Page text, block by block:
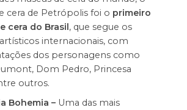
cera de Petrópolis foi o primeiro
cera do Brasil, que segue os
internacionais, com
dos personagens como
Dom Pedro, Princesa
outros.
Bohemia – Uma das mais